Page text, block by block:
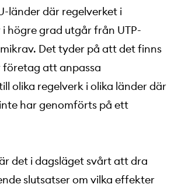
länder där regelverket i
högre grad utgår från UTP-
Det tyder på att det finns
att anpassa
olika regelverk i olika länder där
har genomförts på ett
det i dagsläget svårt att dra
slutsatser om vilka effekter